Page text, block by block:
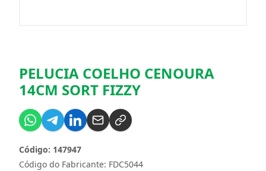
PELUCIA COELHO CENOURA
14CM SORT FIZZY
Código do Fabricante: FDC5044
Código: 147947